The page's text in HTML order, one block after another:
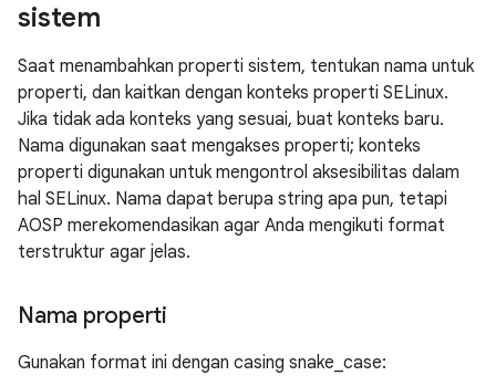
sistem
Saat menambahkan properti sistem, tentukan nama untuk
properti, dan kaitkan dengan konteks properti SELinux.
Jika tidak ada konteks yang sesuai, buat konteks baru.
Nama digunakan saat mengakses properti; konteks
properti digunakan untuk mengontrol aksesibilitas dalam
hal SELinux. Nama dapat berupa string apa pun, tetapi
AOSP merekomendasikan agar Anda mengikuti format
terstruktur agar jelas.
Nama properti
Gunakan format ini dengan casing snake_case: